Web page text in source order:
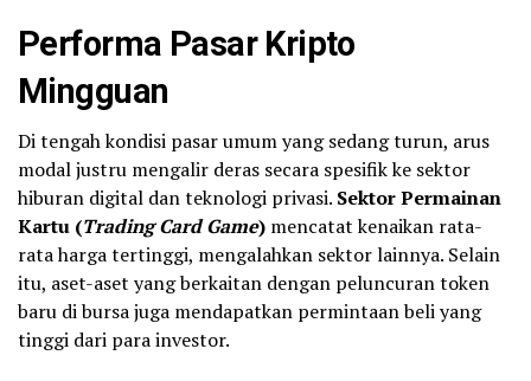
Performa Pasar Kripto
Mingguan
Di tengah kondisi pasar umum yang sedang turun, arus
modal justru mengalir deras secara spesifik ke sektor
hiburan digital dan teknologi privasi. Sektor Permainan
Kartu (Trading Card Game) mencatat kenaikan rata-
rata harga tertinggi, mengalahkan sektor lainnya. Selain
itu, aset-aset yang berkaitan dengan peluncuran token
baru di bursa juga mendapatkan permintaan beli yang
tinggi dari para investor.